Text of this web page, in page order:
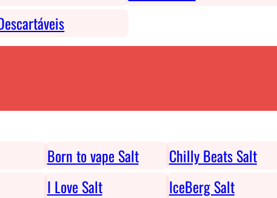
Born to vape Salt
Chilly Beats Salt
I Love Salt
IceBerg Salt